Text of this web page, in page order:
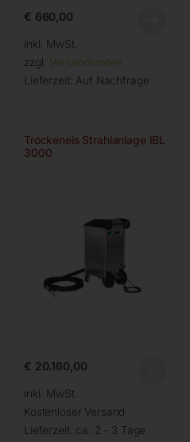
€ 660,00
inkl. MwSt.
zzgl. Versandkosten
Lieferzeit: Auf Nachfrage
Trockeneis Strahlanlage IBL
3000
€ 20.160,00
inkl. MwSt.
Kostenloser Versand
Lieferzeit: ca. 2 - 3 Tage